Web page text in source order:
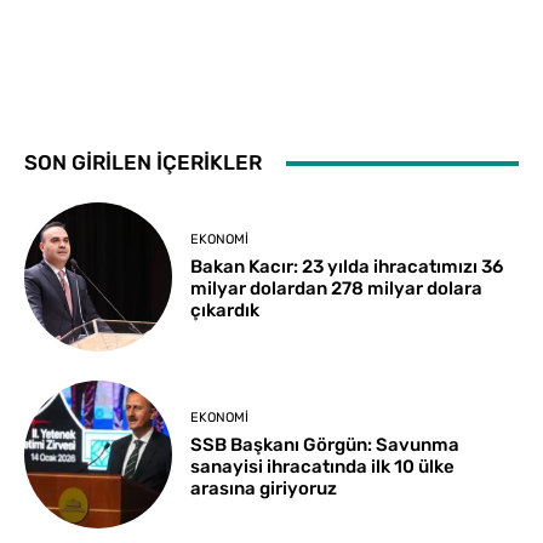
SON GİRİLEN İÇERİKLER
EKONOMI
Bakan Kacır: 23 yılda ihracatımızı 36
milyar dolardan 278 milyar dolara
çıkardık
EKONOMI
SSB Başkanı Görgün: Savunma
sanayisi ihracatında ilk 10 ülke
arasına giriyoruz